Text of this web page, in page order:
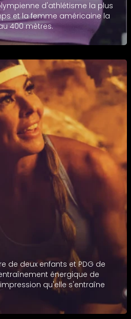
d'athlétisme la plus
et la femme américaine la
400 mètres.
de deux enfants et PDG de
énergique de
qu'elle s'entraîne